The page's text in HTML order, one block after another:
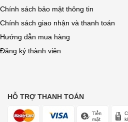
Chính sách bảo mật thông tin
Chính sách giao nhận và thanh toán
Hướng dẫn mua hàng
Đăng ký thành viên
HỖ TRỢ THANH TOÁN